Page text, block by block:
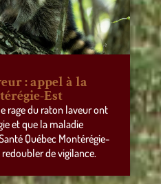
: appel à la
Est
rage du raton laveur ont
et que la maladie
Québec Montérégie-
de vigilance.